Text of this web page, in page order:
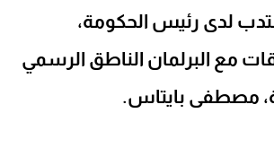
لدى رئيس الحكومة،
مع البرلمان الناطق الرسمي
مصطفى بايتاس.